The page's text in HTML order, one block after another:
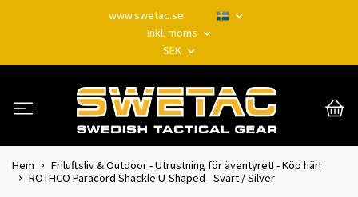
www.swetac.se
Inkl. moms
SEK
Hem
Friluftsliv & Outdoor - Utrustning för äventyret! - Köp här!
ROTHCO Paracord Shackle U-Shaped - Svart / Silver